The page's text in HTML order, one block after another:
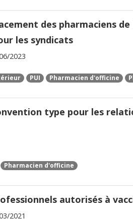
des pharmaciens
les syndicats
2023
PUI Pharmacien d'officine
type pour les
Pharmacien d'officine
autorisés à
2021